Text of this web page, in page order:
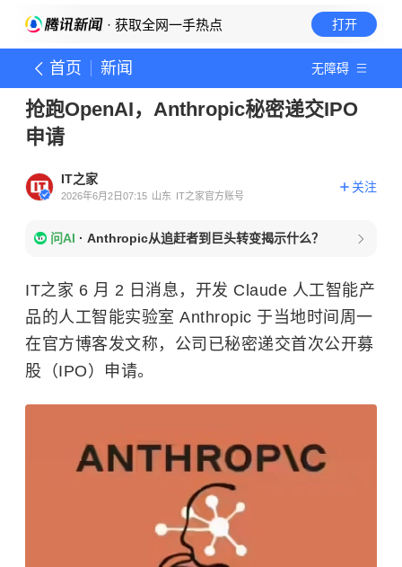
· 获取全网一手热点 打开
首页 新闻 无障碍
抢跑OpenAI，Anthropic秘密递交IPO
申请
IT之家
2026年6月2日07:15 山东 IT之家官方账号
关注
问AI · Anthropic从追赶者到巨头转变揭示什么？
IT之家 6 月 2 日消息，开发 Claude 人工智能产
品的人工智能实验室 Anthropic 于当地时间周一
在官方博客发文称，公司已秘密递交首次公开募
股（IPO）申请。